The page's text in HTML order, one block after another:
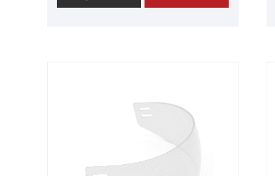
आमचे व्हिझर्स त्यांच्या अजेय मूल्य,
भागीदारी प्रस्थापित करण्यासाठी आजच
आमच्यात सामील व्हा आणि यशाच्या विलक्षण